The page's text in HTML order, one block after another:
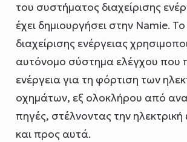
του συστήματος διαχείρισης
έχει δημιουργήσει στην Namie.
διαχείρισης ενέργειας
αυτόνομο σύστημα ελέγχου που
ενέργεια για τη φόρτιση των
οχημάτων, εξ ολοκλήρου από
πηγές, στέλνοντας την
και προς αυτά.